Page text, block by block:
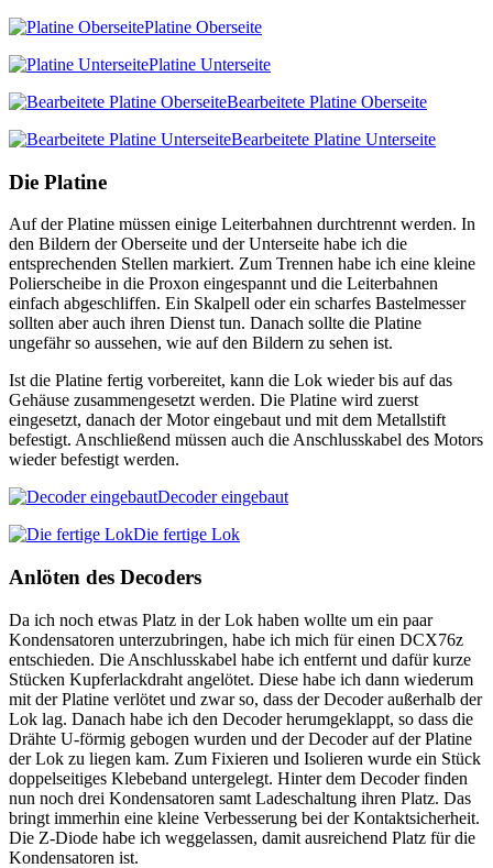
Platine Oberseite
Platine Unterseite
Bearbeitete Platine Oberseite
Bearbeitete Platine Unterseite
Die Platine
Auf der Platine müssen einige Leiterbahnen durchtrennt werden. In
den Bildern der Oberseite und der Unterseite habe ich die
entsprechenden Stellen markiert. Zum Trennen habe ich eine kleine
Polierscheibe in die Proxon eingespannt und die Leiterbahnen
einfach abgeschliffen. Ein Skalpell oder ein scharfes Bastelmesser
sollten aber auch ihren Dienst tun. Danach sollte die Platine
ungefähr so aussehen, wie auf den Bildern zu sehen ist.
Ist die Platine fertig vorbereitet, kann die Lok wieder bis auf das
Gehäuse zusammengesetzt werden. Die Platine wird zuerst
eingesetzt, danach der Motor eingebaut und mit dem Metallstift
befestigt. Anschließend müssen auch die Anschlusskabel des Motors
wieder befestigt werden.
Decoder eingebaut
Die fertige Lok
Anlöten des Decoders
Da ich noch etwas Platz in der Lok haben wollte um ein paar
Kondensatoren unterzubringen, habe ich mich für einen DCX76z
entschieden. Die Anschlusskabel habe ich entfernt und dafür kurze
Stücken Kupferlackdraht angelötet. Diese habe ich dann wiederum
mit der Platine verlötet und zwar so, dass der Decoder außerhalb der
Lok lag. Danach habe ich den Decoder herumgeklappt, so dass die
Drähte U-förmig gebogen wurden und der Decoder auf der Platine
der Lok zu liegen kam. Zum Fixieren und Isolieren wurde ein Stück
doppelseitiges Klebeband untergelegt. Hinter dem Decoder finden
nun noch drei Kondensatoren samt Ladeschaltung ihren Platz. Das
bringt immerhin eine kleine Verbesserung bei der Kontaktsicherheit.
Die Z-Diode habe ich weggelassen, damit ausreichend Platz für die
Kondensatoren ist.